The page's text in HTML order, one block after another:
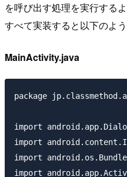
を呼び出す処理を実行する
すべて実装すると以下のよう
MainActivity.java
package
import
import
import
import